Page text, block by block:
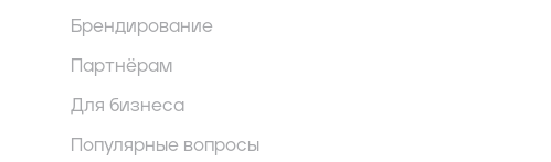
Брендирование
Партнёрам
Для бизнеса
Популярные вопросы